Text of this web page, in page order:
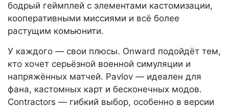
бодрый геймплей с элементами кастомизации,
кооперативными миссиями и всё более
растущим комьюнити.
У каждого — свои плюсы. Onward подойдёт тем,
кто хочет серьёзной военной симуляции и
напряжённых матчей. Pavlov — идеален для
фана, кастомных карт и бесконечных модов.
Contractors — гибкий выбор, особенно в версии